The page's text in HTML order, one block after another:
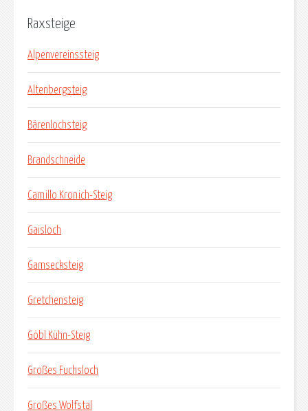
Raxsteige
Alpenvereinssteig
Altenbergsteig
Bärenlochsteig
Brandschneide
Camillo Kronich-Steig
Gaisloch
Gamsecksteig
Gretchensteig
Göbl Kühn-Steig
Großes Fuchsloch
Großes Wolfstal